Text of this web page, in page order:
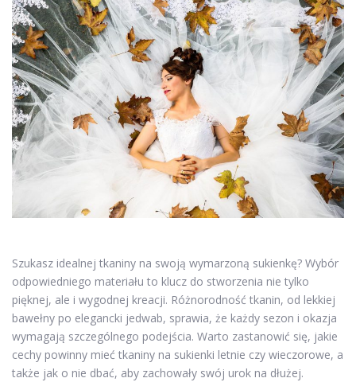
Szukasz idealnej tkaniny na swoją wymarzoną sukienkę? Wybór
odpowiedniego materiału to klucz do stworzenia nie tylko
pięknej, ale i wygodnej kreacji. Różnorodność tkanin, od lekkiej
bawełny po elegancki jedwab, sprawia, że każdy sezon i okazja
wymagają szczególnego podejścia. Warto zastanowić się, jakie
cechy powinny mieć tkaniny na sukienki letnie czy wieczorowe, a
także jak o nie dbać, aby zachowały swój urok na dłużej.